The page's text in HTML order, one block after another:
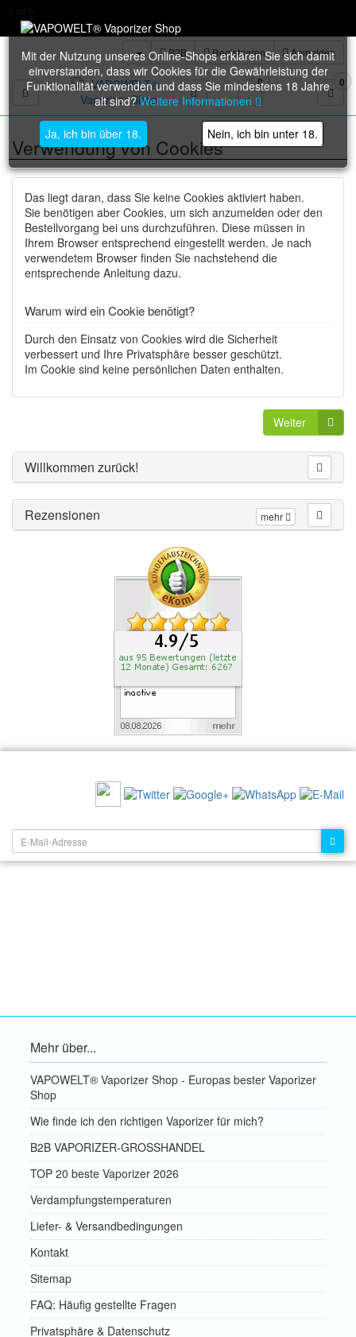
B2B Registrieren Anmelden
Toggle navigation
0 0
Mit der Nutzung unseres Online-Shops erklären Sie sich damit
einverstanden, dass wir Cookies für die Gewährleistung der
Funktionalität verwenden und dass Sie mindestens 18 Jahre
alt sind?Weitere Informationen
Ja, ich bin über 18. Nein, ich bin unter 18.
Verwendung von Cookies
Das liegt daran, dass Sie keine Cookies aktiviert haben.
Sie benötigen aber Cookies, um sich anzumelden oder den
Bestellvorgang bei uns durchzuführen. Diese müssen in
Ihrem Browser entsprechend eingestellt werden. Je nach
verwendetem Browser finden Sie nachstehend die
entsprechende Anleitung dazu.
Warum wird ein Cookie benötigt?
Durch den Einsatz von Cookies wird die Sicherheit
verbessert und Ihre Privatsphäre besser geschützt.
Im Cookie sind keine persönlichen Daten enthalten.
Weiter
Willkommen zurück!
mehr
Rezensionen
Mehr über...
VAPOWELT® Vaporizer Shop - Europas bester Vaporizer
Shop
Wie finde ich den richtigen Vaporizer für mich?
B2B VAPORIZER-GROSSHANDEL
TOP 20 beste Vaporizer 2026
Verdampfungstemperaturen
Liefer- & Versandbedingungen
Kontakt
Sitemap
FAQ: Häufig gestellte Fragen
Privatsphäre & Datenschutz